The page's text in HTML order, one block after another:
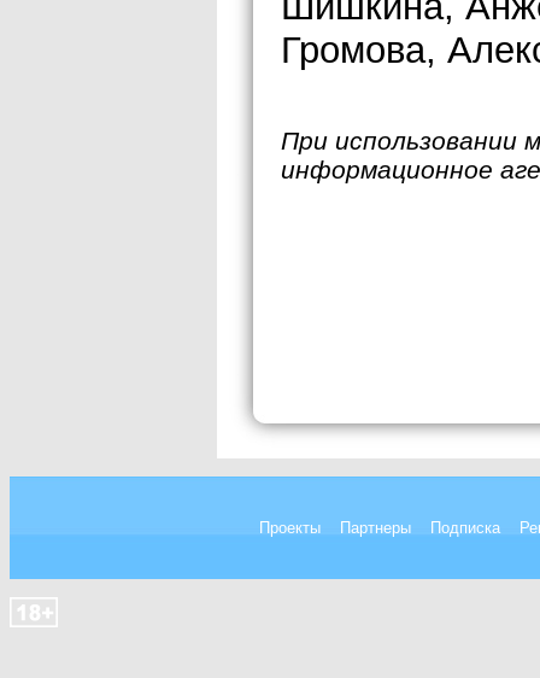
Громова,
При использовании
информационное
Проекты Партнеры Подписка